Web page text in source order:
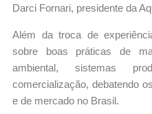
Darci Fornari, presidente da
Além da troca de
sobre boas práticas de
ambiental, sistemas
comercialização, debatendo
e de mercado no Brasil.